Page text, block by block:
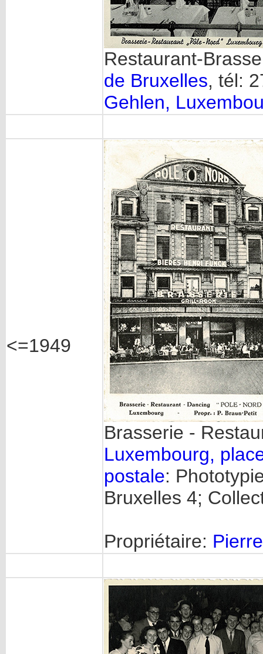
Restaurant-
de Bruxelles, tél:
Gehlen,
<=1949
Brasserie -
Luxembourg,
postale:
Bruxelles 4;
Propriétaire: